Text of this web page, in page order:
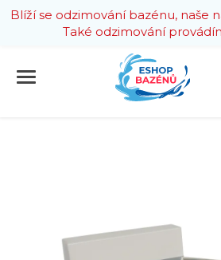
Blíží se odzimování bazénu, naše
Také odzimování